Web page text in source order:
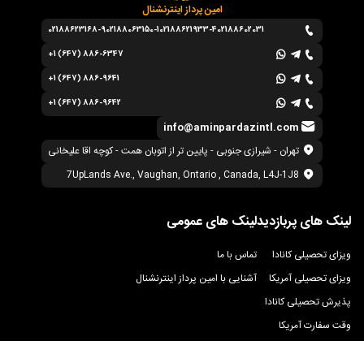
امین پرداز اینترنشنال
info@aminpardazintl.com
02188623168-902188063150-102188621933-402188602031
+1 (647) 886-6347
+1 (647) 886-9641
+1 (647) 886-9642
تهران - شیرازی جنوبی - پایین تر از اتوبان همت - کوچه اقا علیخانی
7UpLands Ave., Vaughan, Ontario , Canada, L4J-1J8
لینک های پربازدید
ویزای تحصیلی کانادا
ویزای تحصیلی آمریکا
پذیرش تحصیلی کانادا
وقت سفارت آمریکا
لینک های عمومی
تماس با ما
آشنایی با امین پرداز اینترنشنال